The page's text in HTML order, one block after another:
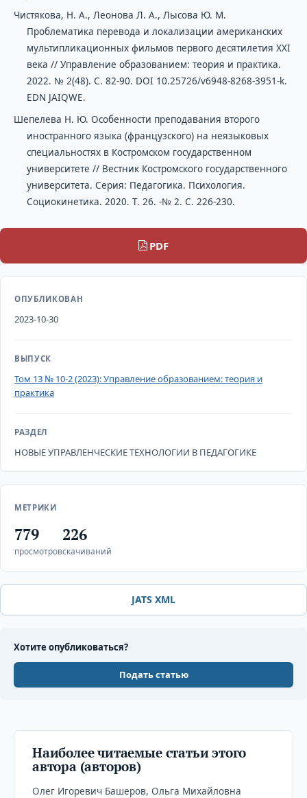
Чистякова, Н. А., Леонова Л. А., Лысова Ю. М.
Проблематика перевода и локализации американских
мультипликационных фильмов первого десятилетия XXI
века // Управление образованием: теория и практика.
2022. № 2(48). С. 82-90. DOI 10.25726/v6948-8268-3951-k.
EDN JAIQWE.
Шепелева Н. Ю. Особенности преподавания второго
иностранного языка (французского) на неязыковых
специальностях в Костромском государственном
университете // Вестник Костромского государственного
университета. Серия: Педагогика. Психология.
Социокинетика. 2020. Т. 26. -№ 2. С. 226-230.
PDF
ОПУБЛИКОВАН
2023-10-30
ВЫПУСК
Том 13 № 10-2 (2023): Управление образованием: теория и
практика
РАЗДЕЛ
НОВЫЕ УПРАВЛЕНЧЕСКИЕ ТЕХНОЛОГИИ В ПЕДАГОГИКЕ
МЕТРИКИ
779
просмотров
226
скачиваний
JATS XML
Хотите опубликоваться?
Подать статью
Наиболее читаемые статьи этого
автора (авторов)
Олег Игоревич Башеров, Ольга Михайловна